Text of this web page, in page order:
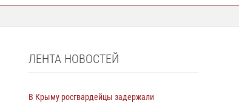
ЛЕНТА НОВОСТЕЙ
В Крыму росгвардейцы задержали